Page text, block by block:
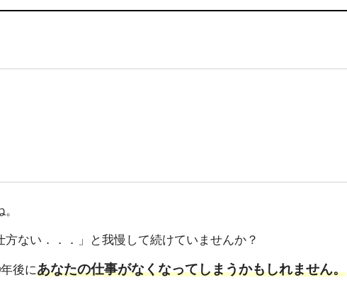
ない．．．」と我慢して続けていませんか？
後にあなたの仕事がなくなってしまうかもしれません。